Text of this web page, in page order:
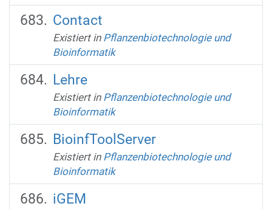
Contact
Existiert in Pflanzenbiotechnologie und
Bioinformatik
Lehre
Existiert in Pflanzenbiotechnologie und
Bioinformatik
BioinfToolServer
Existiert in Pflanzenbiotechnologie und
Bioinformatik
iGEM